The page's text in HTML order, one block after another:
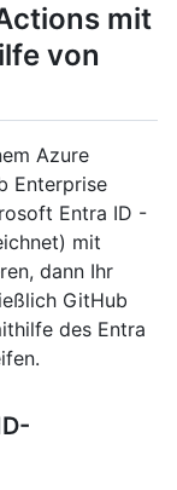
mit
von
Azure
Enterprise
Entra ID -
mit
dann Ihr
GitHub
des Entra